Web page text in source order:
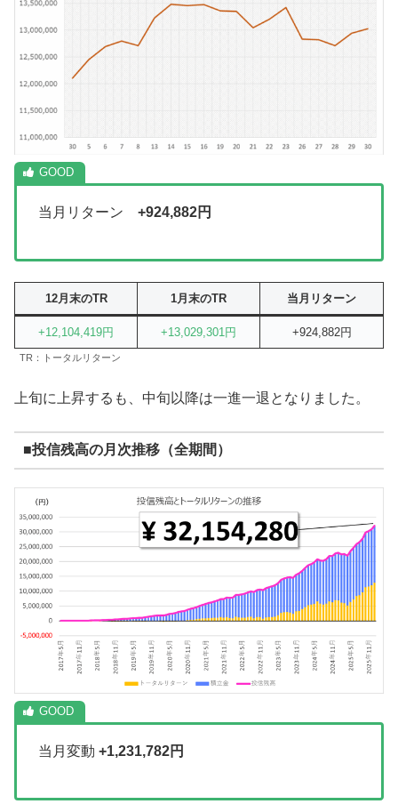
当月リターン +924,882円
12月末のTR 1月末のTR 当月リターン
+12,104,419円 +13,029,301円 +924,882円
TR：トータルリターン
上旬に上昇するも、中旬以降は一進一退となりました。
■投信残高の月次推移（全期間）
当月変動 +1,231,782円